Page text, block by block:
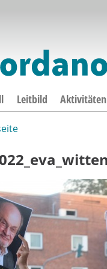
Leitbild Aktivitäten